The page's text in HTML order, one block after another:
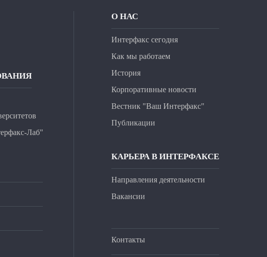
Лаб"
О НАС
Интерфакс сегодня
Как мы работаем
История
Корпоративные новости
Вестник "Ваш Интерфакс"
Публикации
КАРЬЕРА В ИНТЕРФАКСЕ
Направления деятельности
Вакансии
Контакты